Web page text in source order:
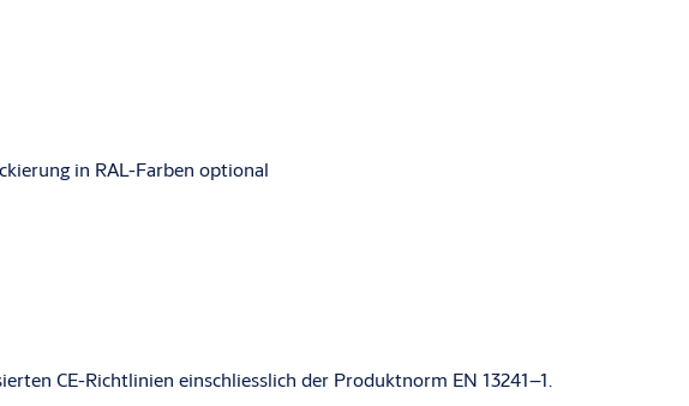
in RAL-Farben optional
CE-Richtlinien einschliesslich der Produktnorm EN 13241–1.